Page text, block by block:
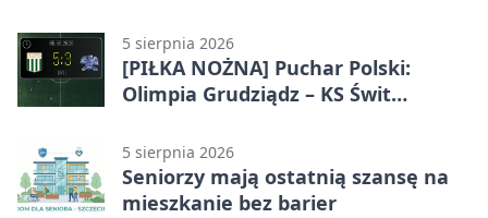
5 sierpnia 2026
[PIŁKA NOŻNA] Puchar Polski:
Olimpia Grudziądz – KS Świt
stracił dwubramkowe prowadzenie
5 sierpnia 2026
Seniorzy mają ostatnią szansę na
mieszkanie bez barier